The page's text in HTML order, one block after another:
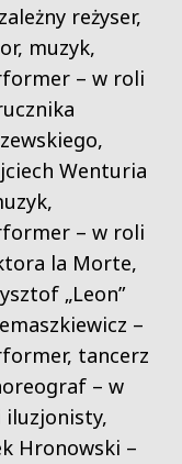
reżyser,
muzyk,
– w roli
Wenturia
– w roli
la Morte,
„Leon”
–
tancerz
– w
iluzjonisty,
Hronowski –